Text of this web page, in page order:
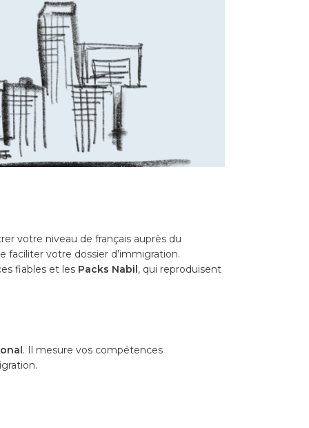
votre niveau de français auprès du
faciliter votre dossier d’immigration.
fiables et les Packs Nabil, qui reproduisent
. Il mesure vos compétences